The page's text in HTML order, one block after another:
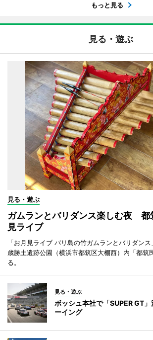
もっと見る
見る・遊ぶ
見る・遊ぶ
ガムランとバリダンス楽しむ夜 都
見ライブ
「お月見ライブ バリ島の竹ガムランとバリダン
歳勝土遺跡公園（横浜市都筑区大棚西）内「都筑
る。
見る・遊ぶ
ボッシュ本社で「SUPER GT
ーイング